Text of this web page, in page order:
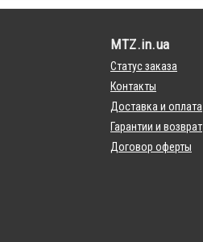
MTZ.in.ua
Статус заказа
Контакты
Доставка и оплата
Гарантии и возврат
Договор оферты